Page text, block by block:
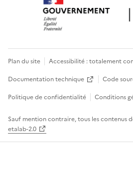
Plan du site Accessibilité : totalement
Documentation technique
Code
Politique de confidentialité
Conditions
Sauf mention contraire, tous les contenus
etalab-2.0